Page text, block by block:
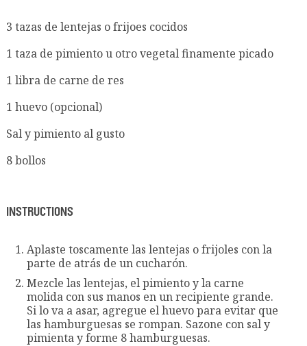
3 tazas de lentejas o frijoes cocidos
1 taza de pimiento u otro vegetal finamente picado
1 libra de carne de res
1 huevo (opcional)
Sal y pimiento al gusto
8 bollos
INSTRUCTIONS
Aplaste toscamente las lentejas o frijoles con la
parte de atrás de un cucharón.
Mezcle las lentejas, el pimiento y la carne
molida con sus manos en un recipiente grande.
Si lo va a asar, agregue el huevo para evitar que
las hamburguesas se rompan. Sazone con sal y
pimienta y forme 8 hamburguesas.